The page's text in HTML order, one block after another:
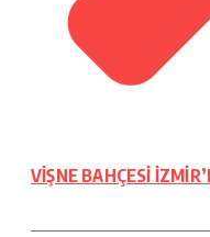
VİŞNE BAHÇESİ